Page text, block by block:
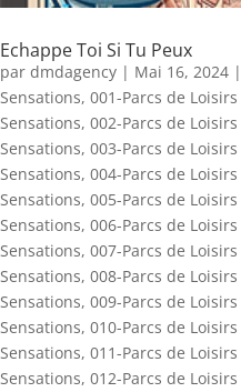
Echappe Toi Si Tu Peux
par dmdagency | Mai 16, 2024 |
Sensations, 001-Parcs de Loisirs
Sensations, 002-Parcs de Loisirs
Sensations, 003-Parcs de Loisirs
Sensations, 004-Parcs de Loisirs
Sensations, 005-Parcs de Loisirs
Sensations, 006-Parcs de Loisirs
Sensations, 007-Parcs de Loisirs
Sensations, 008-Parcs de Loisirs
Sensations, 009-Parcs de Loisirs
Sensations, 010-Parcs de Loisirs
Sensations, 011-Parcs de Loisirs
Sensations, 012-Parcs de Loisirs